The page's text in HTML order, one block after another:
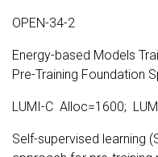
OPEN-34-2
Energy-based Models
Pre-Training
LUMI-C Alloc=1600;
Self-supervised learning